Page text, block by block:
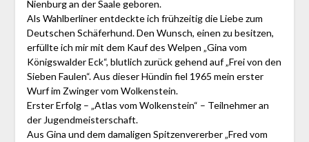
Nienburg an der Saale geboren.
Als Wahlberliner entdeckte ich frühzeitig die Liebe zum
Deutschen Schäferhund. Den Wunsch, einen zu besitzen,
erfüllte ich mir mit dem Kauf des Welpen „Gina vom
Königswalder Eck“, blutlich zurück gehend auf „Frei von den
Sieben Faulen“. Aus dieser Hündin fiel 1965 mein erster
Wurf im Zwinger vom Wolkenstein.
Erster Erfolg – „Atlas vom Wolkenstein“ – Teilnehmer an
der Jugendmeisterschaft.
Aus Gina und dem damaligen Spitzenvererber „Fred vom